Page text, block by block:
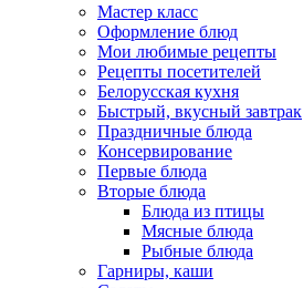
Мастер класс
Оформление блюд
Мои любимые рецепты
Рецепты посетителей
Белорусская кухня
Быстрый, вкусный завтрак
Праздничные блюда
Консервирование
Первые блюда
Вторые блюда
Блюда из птицы
Мясные блюда
Рыбные блюда
Гарниры, каши